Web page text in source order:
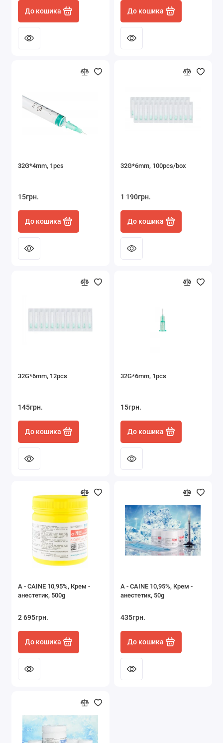
До кошика До кошика
32G*4mm, 1pcs
15грн.
До кошика
32G*6mm, 100pcs/box
1 190грн.
До кошика
32G*6mm, 12pcs
145грн.
До кошика
32G*6mm, 1pcs
15грн.
До кошика
A - CAINE 10,95%, Крем -
анестетик, 500g
2 695грн.
До кошика
A - CAINE 10,95%, Крем -
анестетик, 50g
435грн.
До кошика